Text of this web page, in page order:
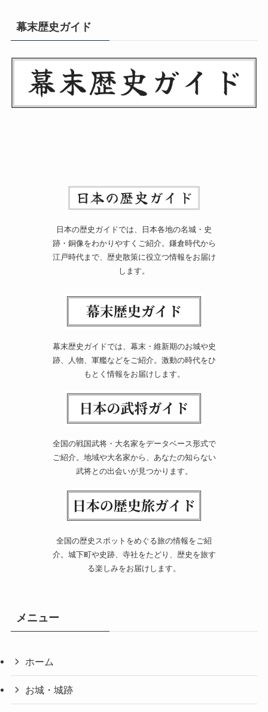
幕末歴史ガイド
日本の歴史ガイドでは、日本各地の名城・史
跡・銅像をわかりやすくご紹介。鎌倉時代から
江戸時代まで、歴史散策に役立つ情報をお届け
します。
幕末歴史ガイドでは、幕末・維新期のお城や史
跡、人物、軍艦などをご紹介。激動の時代をひ
もとく情報をお届けします。
全国の戦国武将・大名家をデータベース形式で
ご紹介。地域や大名家から、あなたの知らない
武将との出会いが見つかります。
全国の歴史スポットをめぐる旅の情報をご紹
介。城下町や史跡、寺社をたどり、歴史を旅す
る楽しみをお届けします。
メニュー
ホーム
お城・城跡